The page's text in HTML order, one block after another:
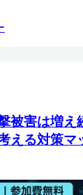
被害は増え
える対策マ